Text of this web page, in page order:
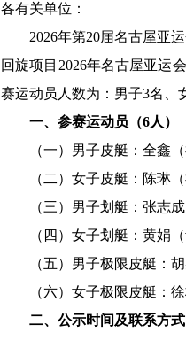
各有关单位：
2026年第20届名古屋亚
回旋项目2026年名古屋亚运
赛运动员人数为：男子3名、
一、参赛运动员（6人）
（一）男子皮艇：全鑫（
（二）女子皮艇：陈琳（
（三）男子划艇：张志成
（四）女子划艇：黄娟（
（五）男子极限皮艇：
（六）女子极限皮艇：
二、公示时间及联系方式